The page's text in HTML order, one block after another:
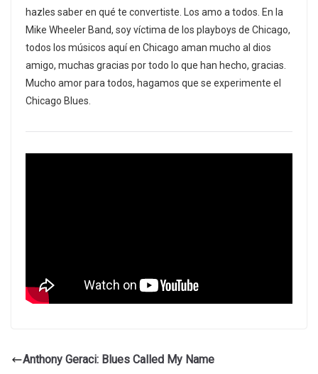
hazles saber en qué te convertiste. Los amo a todos. En la
Mike Wheeler Band, soy víctima de los playboys de Chicago,
todos los músicos aquí en Chicago aman mucho al dios
amigo, muchas gracias por todo lo que han hecho, gracias.
Mucho amor para todos, hagamos que se experimente el
Chicago Blues.
Anthony Geraci: Blues Called My Name